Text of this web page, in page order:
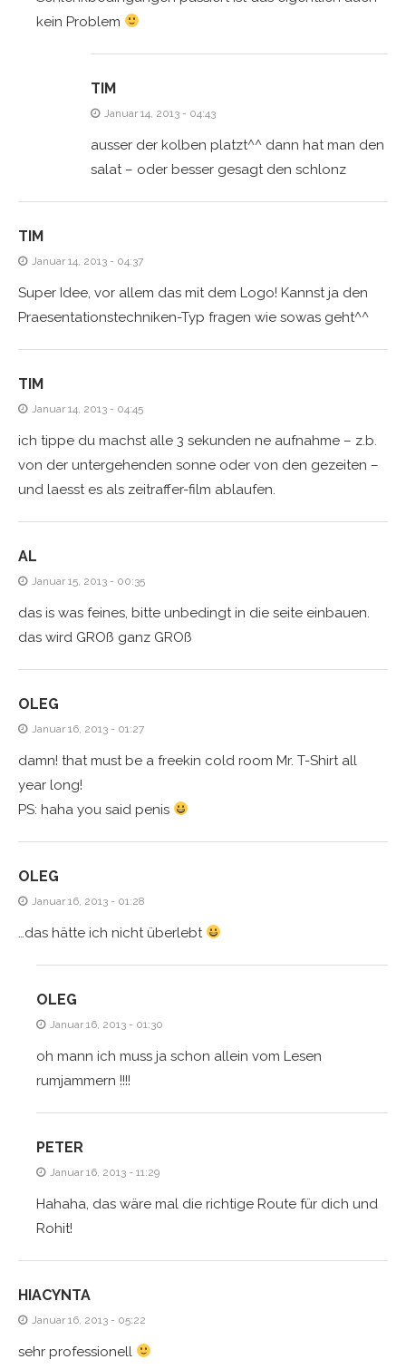
kein Problem
TIM
Januar 14, 2013 - 04:43
ausser der kolben platzt^^ dann hat man den
salat – oder besser gesagt den schlonz
TIM
Januar 14, 2013 - 04:37
Super Idee, vor allem das mit dem Logo! Kannst ja den
Praesentationstechniken-Typ fragen wie sowas geht^^
TIM
Januar 14, 2013 - 04:45
ich tippe du machst alle 3 sekunden ne aufnahme – z.b.
von der untergehenden sonne oder von den gezeiten –
und laesst es als zeitraffer-film ablaufen.
AL
Januar 15, 2013 - 00:35
das is was feines, bitte unbedingt in die seite einbauen.
das wird GROß ganz GROß
OLEG
Januar 16, 2013 - 01:27
damn! that must be a freekin cold room Mr. T-Shirt all
year long!
PS: haha you said penis
OLEG
Januar 16, 2013 - 01:28
…das hätte ich nicht überlebt
OLEG
Januar 16, 2013 - 01:30
oh mann ich muss ja schon allein vom Lesen
rumjammern !!!!
PETER
Januar 16, 2013 - 11:29
Hahaha, das wäre mal die richtige Route für dich und
Rohit!
HIACYNTA
Januar 16, 2013 - 05:22
sehr professionell